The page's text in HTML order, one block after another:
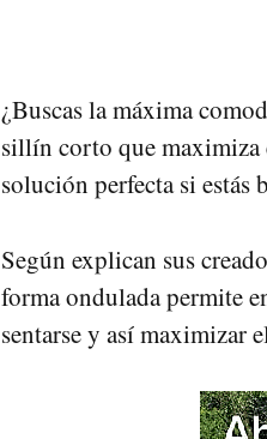
¿Buscas la máxima
sillín corto que maximiza
solución perfecta si estás
Según explican sus
forma ondulada permite
sentarse y así maximizar